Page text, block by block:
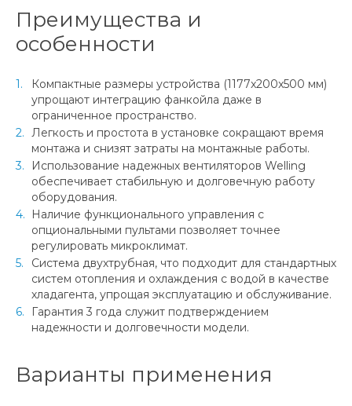
Преимущества и
особенности
Компактные размеры устройства (1177x200x500 мм)
упрощают интеграцию фанкойла даже в
ограниченное пространство.
Легкость и простота в установке сокращают время
монтажа и снизят затраты на монтажные работы.
Использование надежных вентиляторов Welling
обеспечивает стабильную и долговечную работу
оборудования.
Наличие функционального управления с
опциональными пультами позволяет точнее
регулировать микроклимат.
Система двухтрубная, что подходит для стандартных
систем отопления и охлаждения с водой в качестве
хладагента, упрощая эксплуатацию и обслуживание.
Гарантия 3 года служит подтверждением
надежности и долговечности модели.
Варианты применения